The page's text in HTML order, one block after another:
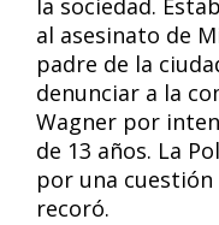
la sociedad.
al asesinato de
padre de la
denunciar a la
Wagner por
de 13 años. La
por una cuestión
recoró.